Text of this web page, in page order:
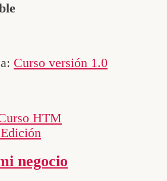
Curso versión 1.0
HTM
negocio